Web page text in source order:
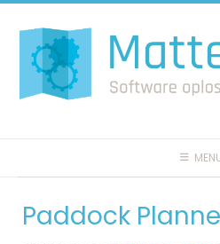
naar
inhoud
Paddock